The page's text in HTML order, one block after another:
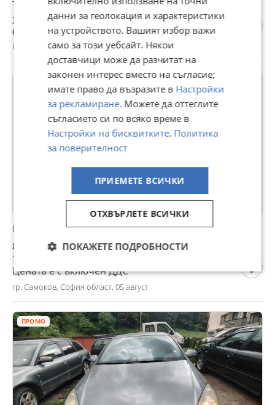
тенекии за сирене R24
3,20 €
6,26 лв
гр. Самоков, София област, вчера, 09:45
Daf 45.150 KIPPER САМОСВАЛ ЛИЗИНГ!!!
8 900 €
17 406,89 лв
Цената е с включен ДДС
гр. Самоков, София област, 05 август
ПРОМО
данни за геолокация и характеристики
на устройството. Вашият избор важи
само за този уебсайт. Някои
доставчици може да разчитат на
законен интерес вместо на съгласие;
имате право да възразите в Настройки
за рекламиране. Можете да оттеглите
съгласието си по всяко време в
Настройки на бисквитките. Политика
за поверителност
ПРИЕМЕТЕ ВСИЧКИ
ОТХВЪРЛЕТЕ ВСИЧКИ
ПОКАЖЕТЕ ПОДРОБНОСТИ